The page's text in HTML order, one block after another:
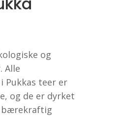
og
Alle
Pukkas teer er
og de er dyrket
bærekraftig